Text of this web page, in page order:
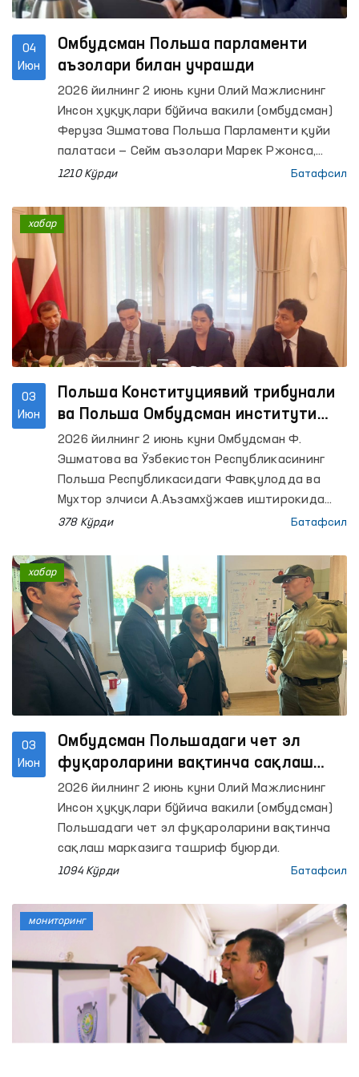
04
Июн
Омбудсман Польша парламенти
аъзолари билан учрашди
2026 йилнинг 2 июнь куни Олий Мажлиснинг
Инсон ҳуқуқлари бўйича вакили (омбудсман)
Феруза Эшматова Польша Парламенти қуйи
палатаси — Сейм аъзолари Марек Ржонса,
Ванда Новицка ҳамда Алиция Лепковска-
1210 Кўрди Батафсил
03
Июн
Польша Конституциявий трибунали
ва Польша Омбудсман институти
вакиллари билан мулоқот
2026 йилнинг 2 июнь куни Омбудсман Ф.
Эшматова ва Ўзбекистон Республикасининг
Польша Республикасидаги Фавқулодда ва
Мухтор элчиси А.Аъзамхўжаев иштирокида
Польша Республикаси Конституциявий
ўринбосари Бартломей Соханьский билан
учрашув ўтказди.
378 Кўрди Батафсил
хабар
03
Июн
Омбудсман Польшадаги чет эл
фуқароларини вақтинча сақлаш
марказида фуқароларимиз билан
кўришиб, шароитлар билан танишди
2026 йилнинг 2 июнь куни Олий Мажлиснинг
Инсон ҳуқуқлари бўйича вакили (омбудсман)
Польшадаги чет эл фуқароларини вақтинча
сақлаш марказига ташриф буюрди.
1094 Кўрди Батафсил
хабар
мониторинг